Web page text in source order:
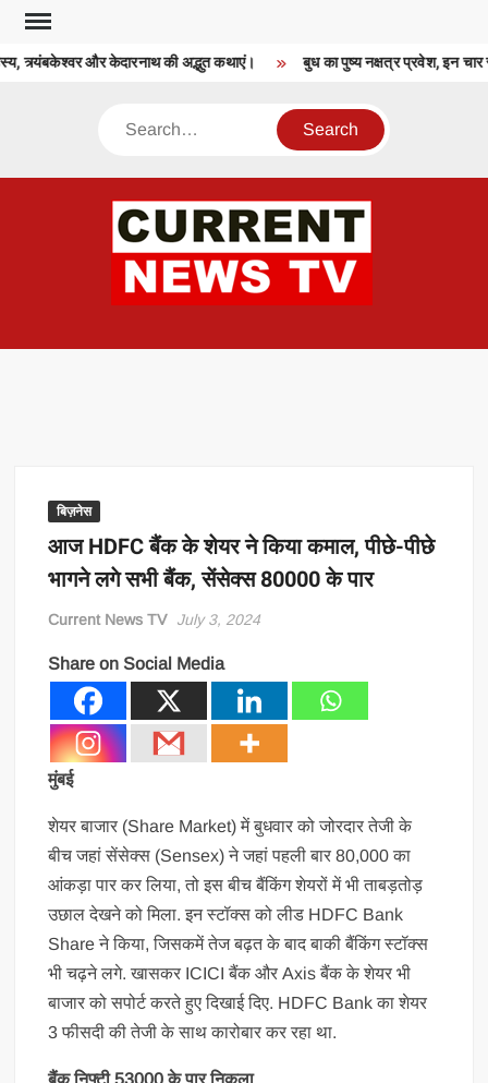
Skip
content
त्र्यंबकेश्वर और केदारनाथ की अद्भुत कथाएं। बुध का पुष्य नक्षत्र प्रवेश, इन चार
Search
बिज़नेस
आज HDFC बैंक के शेयर ने किया कमाल, पीछे-पीछे
भागने लगे सभी बैंक, सेंसेक्स 80000 के पार
Current News TV July 3, 2024
Share on Social Media
मुंबई
शेयर बाजार (Share Market) में बुधवार को जोरदार तेजी के
बीच जहां सेंसेक्स (Sensex) ने जहां पहली बार 80,000 का
आंकड़ा पार कर लिया, तो इस बीच बैंकिंग शेयरों में भी ताबड़तोड़
उछाल देखने को मिला. इन स्टॉक्स को लीड HDFC Bank
Share ने किया, जिसकमें तेज बढ़त के बाद बाकी बैंकिंग स्टॉक्स
भी चढ़ने लगे. खासकर ICICI बैंक और Axis बैंक के शेयर भी
बाजार को सपोर्ट करते हुए दिखाई दिए. HDFC Bank का शेयर
3 फीसदी की तेजी के साथ कारोबार कर रहा था.
बैंक निफ्टी 53000 के पार निकला